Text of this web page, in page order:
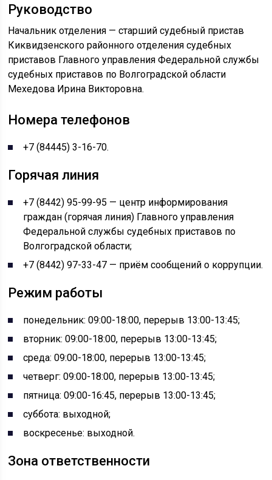
Руководство
Начальник отделения — старший судебный пристав
Киквидзенского районного отделения судебных
приставов Главного управления Федеральной службы
судебных приставов по Волгоградской области
Мехедова Ирина Викторовна.
Номера телефонов
+7 (84445) 3-16-70.
Горячая линия
+7 (8442) 95-99-95 — центр информирования
граждан (горячая линия) Главного управления
Федеральной службы судебных приставов по
Волгоградской области;
+7 (8442) 97-33-47 — приём сообщений о коррупции.
Режим работы
понедельник: 09:00-18:00, перерыв 13:00-13:45;
вторник: 09:00-18:00, перерыв 13:00-13:45;
среда: 09:00-18:00, перерыв 13:00-13:45;
четверг: 09:00-18:00, перерыв 13:00-13:45;
пятница: 09:00-16:45, перерыв 13:00-13:45;
суббота: выходной;
воскресенье: выходной.
Зона ответственности